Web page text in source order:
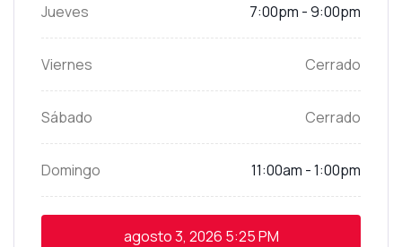
Jueves 7:00pm - 9:00pm
Viernes Cerrado
Sábado Cerrado
Domingo 11:00am - 1:00pm
agosto 3, 2026 5:25 PM